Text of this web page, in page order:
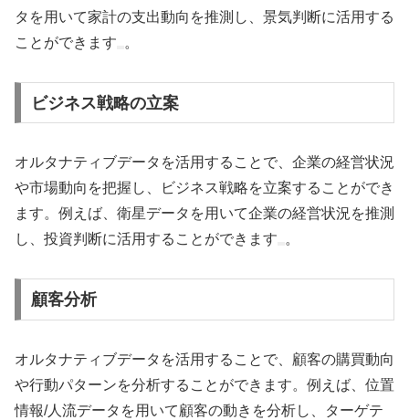
タを用いて家計の支出動向を推測し、景気判断に活用する
ことができます
。
ビジネス戦略の立案
オルタナティブデータを活用することで、企業の経営状況
や市場動向を把握し、ビジネス戦略を立案することができ
ます。例えば、衛星データを用いて企業の経営状況を推測
し、投資判断に活用することができます 。
顧客分析
オルタナティブデータを活用することで、顧客の購買動向
や行動パターンを分析することができます。例えば、位置
情報/人流データを用いて顧客の動きを分析し、ターゲテ